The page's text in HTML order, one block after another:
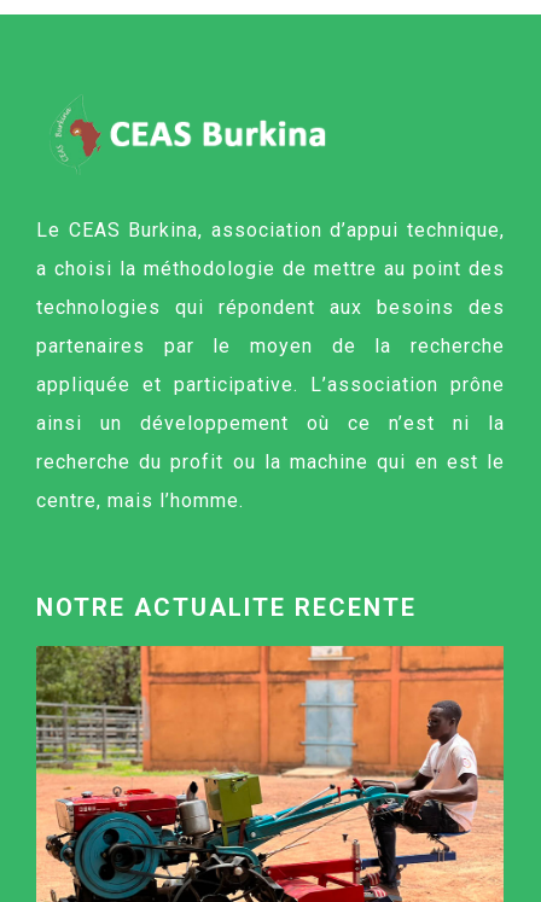
Le CEAS Burkina, association d’appui technique,
a choisi la méthodologie de mettre au point des
technologies qui répondent aux besoins des
partenaires par le moyen de la recherche
appliquée et participative. L’association prône
ainsi un développement où ce n’est ni la
recherche du profit ou la machine qui en est le
centre, mais l’homme.
NOTRE ACTUALITE RECENTE